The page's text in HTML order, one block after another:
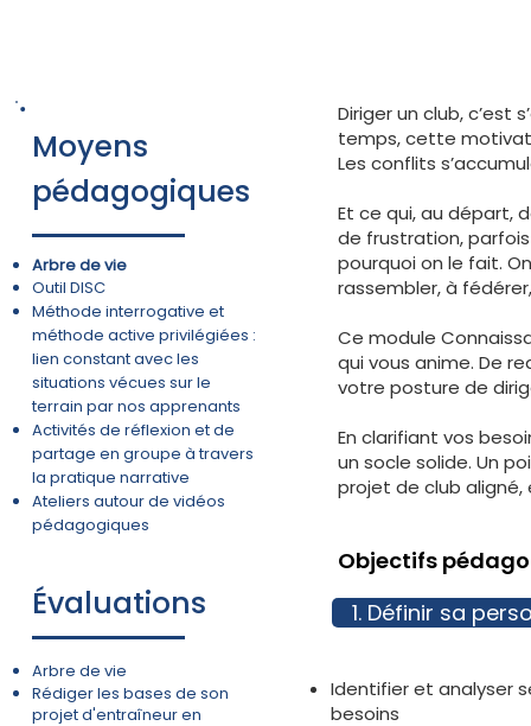
Moyens
pédagogiques
Arbre de vie
Outil DISC
Méthode interrogative et
méthode active privilégiées :
lien constant avec les
situations vécues sur le
terrain par nos apprenants
Activités de réflexion et de
partage en groupe à travers
la pratique narrative
Ateliers autour de vidéos
pédagogiques
Évaluations
Arbre de vie
Rédiger les bases de son
projet d'entraîneur en
Diriger un club, c’est
temps, cette
Les conflits
Et ce qui, au départ,
de frustration,
pourquoi on le fait.
rassembler, à
Ce module
qui vous anime. De
votre posture de
En clarifiant vos
un socle solide. Un
projet de club
Objectifs
1. Définir sa
Identifier et analyser
besoins